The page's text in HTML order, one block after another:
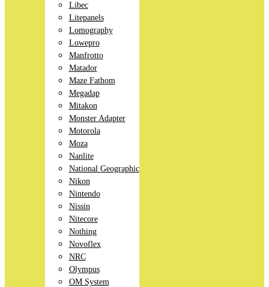
Libec
Litepanels
Lomography
Lowepro
Manfrotto
Matador
Maze Fathom
Megadap
Mitakon
Monster Adapter
Motorola
Moza
Nanlite
National Geographic
Nikon
Nintendo
Nissin
Nitecore
Nothing
Novoflex
NRC
Olympus
OM System